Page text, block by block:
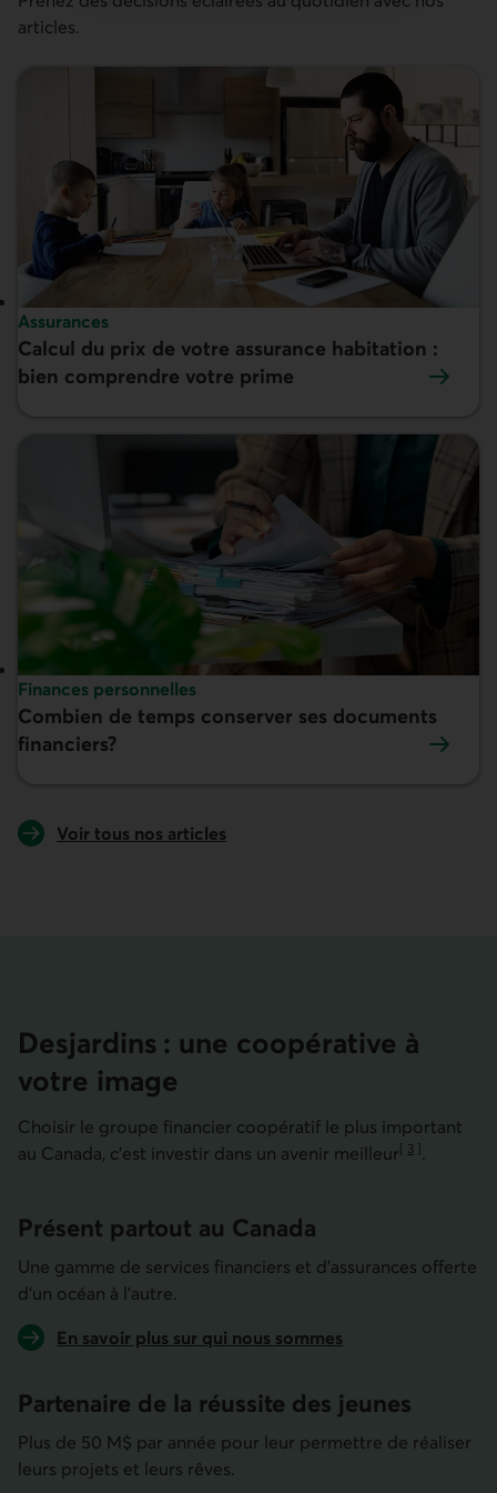
articles.
Sujet :
Assurances
En vedette :
Calcul du prix de votre assurance habitation :
bien comprendre votre prime
Sujet :
Finances personnelles
En vedette :
Combien de temps conserver ses documents
financiers?
Voir tous nos articles
Desjardins : une coopérative à
votre image
Choisir le groupe financier coopératif le plus important
au Canada, c’est investir dans un avenir meilleur[ 3 ]
Aller à la note
.
Présent partout au Canada
Une gamme de services financiers et d’assurances offerte
d’un océan à l’autre.
En savoir plus sur qui nous sommes
Partenaire de la réussite des jeunes
Plus de 50 M$ par année pour leur permettre de réaliser
leurs projets et leurs rêves.